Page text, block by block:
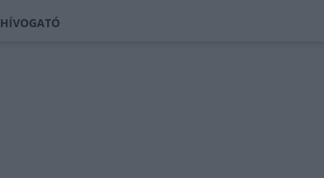
HÍVOGATÓ